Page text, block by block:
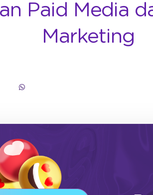
Paid Media
Marketing